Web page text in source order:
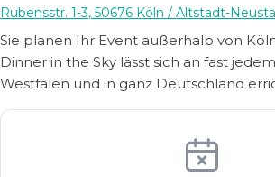
Rubensstr. 1-3, 50676 Köln / Altstadt-
Sie planen Ihr Event außerhalb von
Dinner in the Sky lässt sich an fast
Westfalen und in ganz Deutschland